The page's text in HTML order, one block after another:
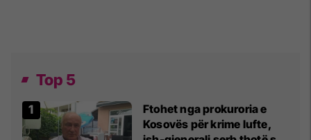
Top 5
Ftohet nga prokuroria e
Kosovës për krime lufte,